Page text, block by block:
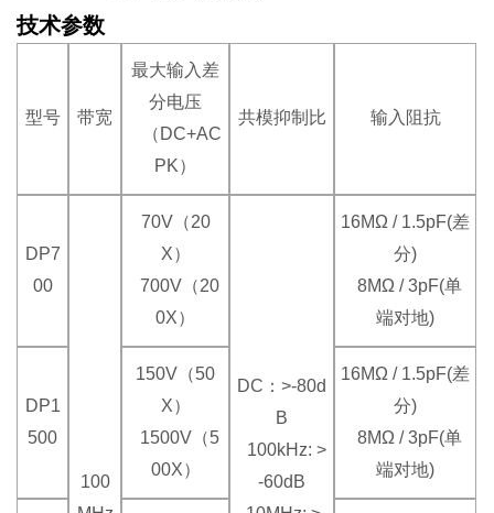
技术参数
型号 带宽
最大输入差
分电压
（DC+AC
PK）
共模抑制比 输入阻抗
DP7
00
100
70V（20
X）
700V（20
0X）
DC：>-80d
B
100kHz: >
-60dB
16MΩ / 1.5pF(差
分)
8MΩ / 3pF(单
端对地)
DP1
500
150V（50
X）
1500V（5
00X）
16MΩ / 1.5pF(差
分)
8MΩ / 3pF(单
端对地)